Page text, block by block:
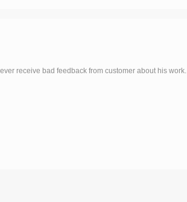
receive bad feedback from customer about his work.